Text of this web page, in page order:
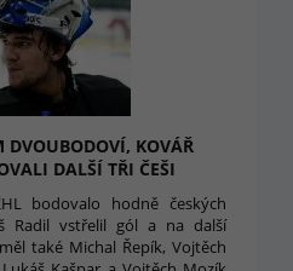
DVOUBODOVÍ, KOVÁŘ
DALŠÍ TŘI ČEŠI
bodovalo hodně českých
Radil vstřelil gól a na další
také Michal Řepík, Vojtěch